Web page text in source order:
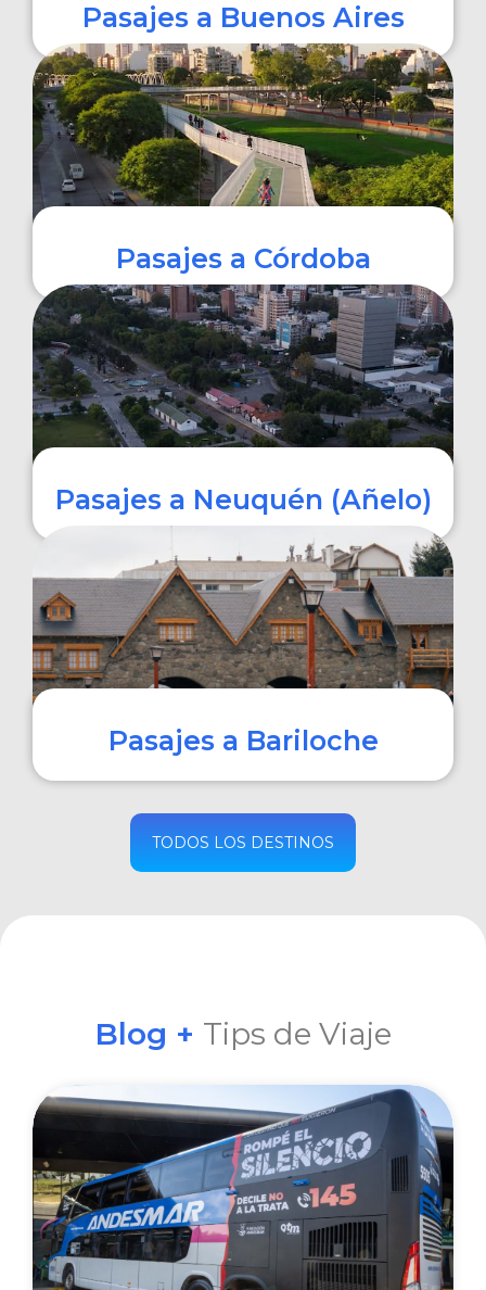
Pasajes a Buenos Aires
COMPRAR
Pasajes a Córdoba
COMPRAR
Pasajes a Neuquén (Añelo)
COMPRAR
Pasajes a Bariloche
COMPRAR
TODOS LOS DESTINOS
Blog + Tips de Viaje